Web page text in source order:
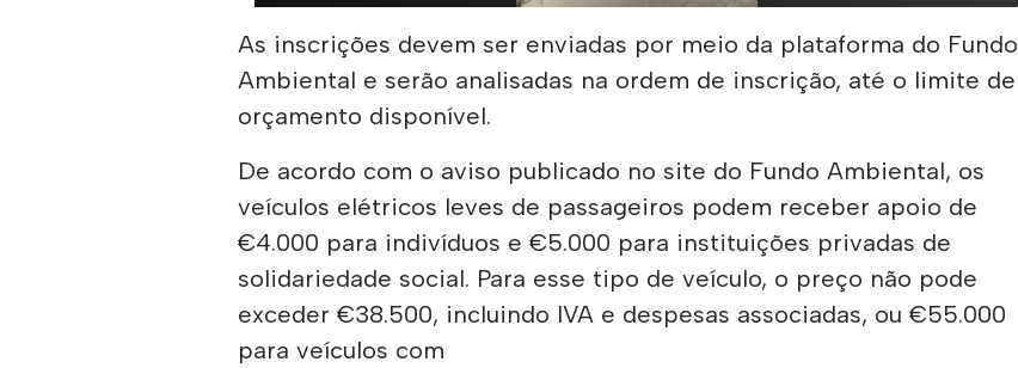
As inscrições devem ser enviadas por meio da plataforma do Fundo
Ambiental e serão analisadas na ordem de inscrição, até o limite de
orçamento disponível.
De acordo com o aviso publicado no site do Fundo Ambiental, os
veículos elétricos leves de passageiros podem receber apoio de
€4.000 para indivíduos e €5.000 para instituições privadas de
solidariedade social. Para esse tipo de veículo, o preço não pode
exceder €38.500, incluindo IVA e despesas associadas, ou €55.000
para veículos com